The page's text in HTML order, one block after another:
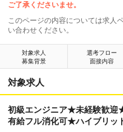
ご了承くださいませ。
このページの内容については求人
い合わせください。
対象求人
募集背景
選考フロー
面接内容
対象求人
初級エンジニア★未経験歓
有給フル消化可★ハイブリッ